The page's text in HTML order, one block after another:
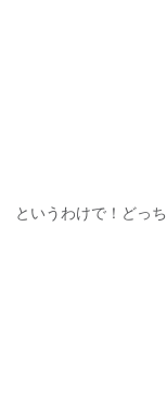
というわけで！どっ